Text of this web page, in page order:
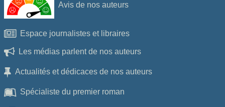
Avis de nos auteurs
Espace journalistes et libraires
Les médias parlent de nos auteurs
Actualités et dédicaces de nos auteurs
Spécialiste du premier roman